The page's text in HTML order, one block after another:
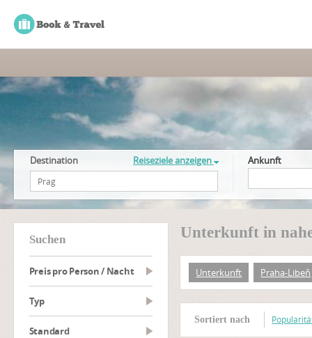
Destination Reiseziele anzeigen Ankunft
suchen
Preis pro Person / Nacht
Typ
Standard
Unterkunft in
Unterkunft Praha-Libeň
Sortiert nach